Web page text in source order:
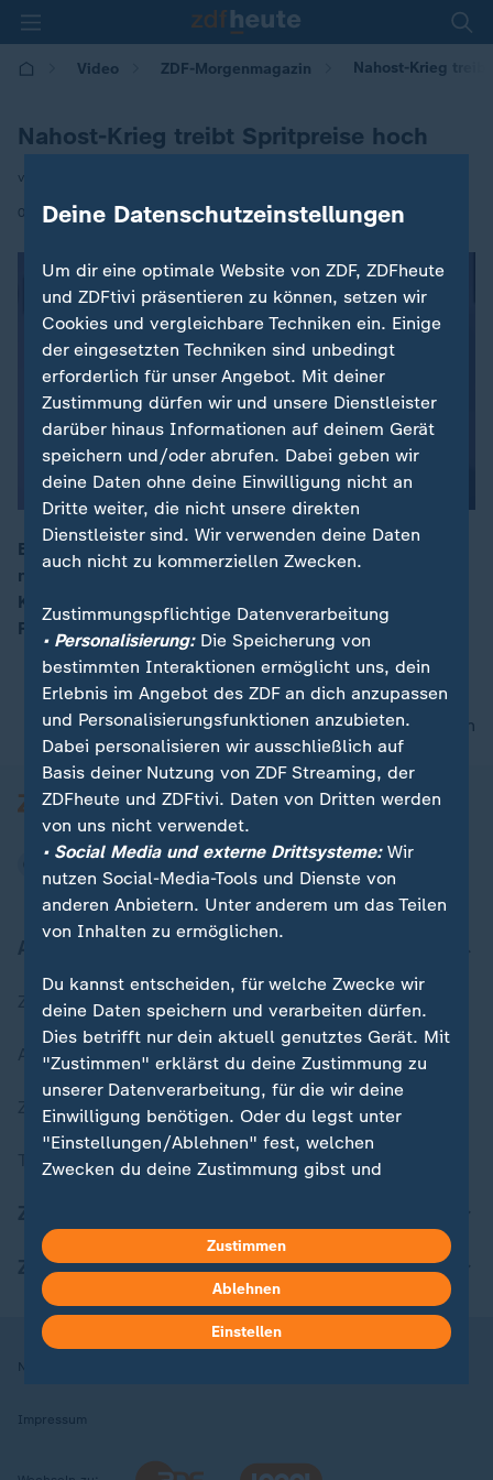
Video ZDF-Morgenmagazin Nahost-Krieg
Nahost-Krieg treibt Spritpreise hoch
von Alexander Eschment
03.03.2026 | 05:30
Benzin und Diesel kosten so viel wie seit zwei Jahren
nicht. Grund sind Risikoaufschläge am Weltmarkt.
Knappheit droht laut Wirtschaftsministerin Katherina
Reiche (CDU) aber nicht.
nach oben
Zuletzt veröffentlicht
Aktuelle Sendungs-Videos
ZDFheute Stories
Themen im Überblick
ZDFheute Apps
Nutzungsbedingungen
Impressum
Deine Datenschutzeinstellungen
Um dir eine optimale Website von ZDF, ZDFheute
und ZDFtivi präsentieren zu können, setzen wir
Cookies und vergleichbare Techniken ein. Einige
der eingesetzten Techniken sind unbedingt
erforderlich für unser Angebot. Mit deiner
Zustimmung dürfen wir und unsere Dienstleister
darüber hinaus Informationen auf deinem Gerät
speichern und/oder abrufen. Dabei geben wir
deine Daten ohne deine Einwilligung nicht an
Dritte weiter, die nicht unsere direkten
Dienstleister sind. Wir verwenden deine Daten
auch nicht zu kommerziellen Zwecken.
Zustimmungspflichtige Datenverarbeitung
• Personalisierung:Die Speicherung von
bestimmten Interaktionen ermöglicht uns, dein
Erlebnis im Angebot des ZDF an dich anzupassen
und Personalisierungsfunktionen anzubieten.
Dabei personalisieren wir ausschließlich auf
Basis deiner Nutzung von ZDF Streaming, der
ZDFheute und ZDFtivi. Daten von Dritten werden
von uns nicht verwendet.
• Social Media und externe Drittsysteme:Wir
nutzen Social-Media-Tools und Dienste von
anderen Anbietern. Unter anderem um das Teilen
von Inhalten zu ermöglichen.
Du kannst entscheiden, für welche Zwecke wir
deine Daten speichern und verarbeiten dürfen.
Dies betrifft nur dein aktuell genutztes Gerät. Mit
"Zustimmen" erklärst du deine Zustimmung zu
unserer Datenverarbeitung, für die wir deine
Einwilligung benötigen. Oder du legst unter
"Einstellungen/Ablehnen" fest, welchen
Zwecken du deine Zustimmung gibst und
in deinen Einstellungen widerrufen oder ändern.
Hier findest du das Impressum.
Weitere Informationen findest du in unserer
Datenschutzerklärung.
Zustimmen
Ablehnen
Einstellen